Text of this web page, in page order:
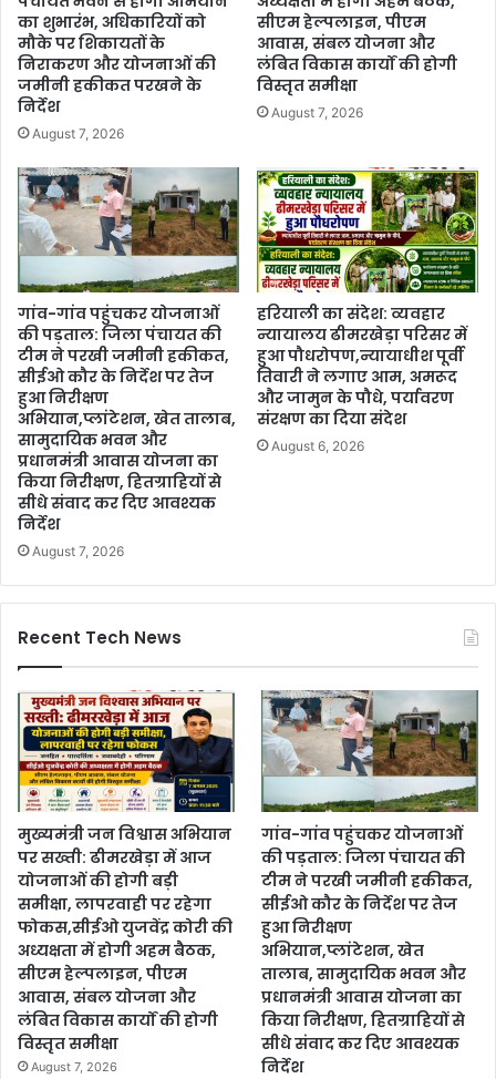
का शुभारंभ, अधिकारियों को
मौके पर शिकायतों के
निराकरण और योजनाओं की
जमीनी हकीकत परखने के
निर्देश
August 7, 2026
सीएम हेल्पलाइन, पीएम
आवास, संबल योजना और
लंबित विकास कार्यों की होगी
विस्तृत समीक्षा
August 7, 2026
गांव-गांव पहुंचकर योजनाओं
की पड़ताल: जिला पंचायत की
टीम ने परखी जमीनी हकीकत,
सीईओ कौर के निर्देश पर तेज
हुआ निरीक्षण
अभियान,प्लांटेशन, खेत तालाब,
सामुदायिक भवन और
प्रधानमंत्री आवास योजना का
किया निरीक्षण, हितग्राहियों से
सीधे संवाद कर दिए आवश्यक
निर्देश
August 7, 2026
हरियाली का संदेश: व्यवहार
न्यायालय ढीमरखेड़ा परिसर में
हुआ पौधरोपण,न्यायाधीश पूर्वी
तिवारी ने लगाए आम, अमरूद
और जामुन के पौधे, पर्यावरण
संरक्षण का दिया संदेश
August 6, 2026
Recent Tech News
मुख्यमंत्री जन विश्वास अभियान
पर सख्ती: ढीमरखेड़ा में आज
योजनाओं की होगी बड़ी
समीक्षा, लापरवाही पर रहेगा
फोकस,सीईओ युजवेंद्र कोरी की
अध्यक्षता में होगी अहम बैठक,
सीएम हेल्पलाइन, पीएम
आवास, संबल योजना और
लंबित विकास कार्यों की होगी
विस्तृत समीक्षा
August 7, 2026
गांव-गांव पहुंचकर योजनाओं
की पड़ताल: जिला पंचायत की
टीम ने परखी जमीनी हकीकत,
सीईओ कौर के निर्देश पर तेज
हुआ निरीक्षण
अभियान,प्लांटेशन, खेत
तालाब, सामुदायिक भवन और
प्रधानमंत्री आवास योजना का
किया निरीक्षण, हितग्राहियों से
सीधे संवाद कर दिए आवश्यक
निर्देश